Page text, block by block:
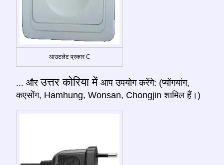
आउटलेट प्रकार C
... औरउत्तर कोरिया में आप उपयोग करेंगे: (प्योंगयांग,
कएसोंग, Hamhung, Wonsan, Chongjin शामिल हैं।)